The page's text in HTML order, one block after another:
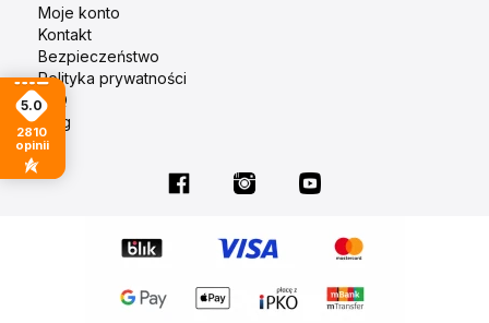
Moje konto
Kontakt
Bezpieczeństwo
Polityka prywatności
FAQ
Blog
5.0
2810
opinii